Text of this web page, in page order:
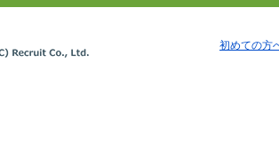
初めての方